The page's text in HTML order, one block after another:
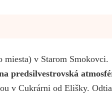
miesta) v Starom Smokovci.
predsilvestrovská
v Cukrárni od Elišky.